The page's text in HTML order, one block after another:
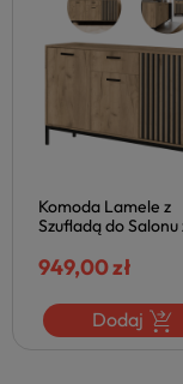
Komoda Lamele z
Szufladą do Salonu
Dąb Craft Czarna
949,00 zł
Dodaj